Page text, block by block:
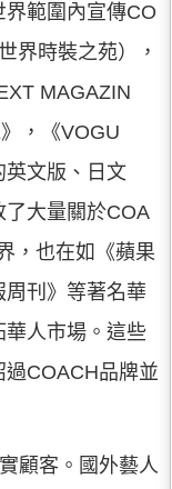
範圍內宣傳CO
界時裝之苑），
MAGAZIN
，《VOGU
英文版、日文
了大量關於COA
，也在如《蘋果
周刊》等著名華
華人市場。這些
COACH品牌並
顧客。國外藝人